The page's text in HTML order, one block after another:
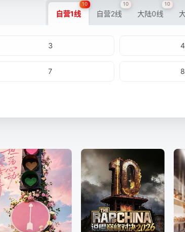
自营1线
10
自营2线
10
大陆0线
10
3 4
7 8